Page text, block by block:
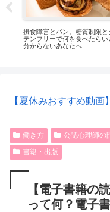
摂食障害とパン。糖質制限と
テンフリーで何を食べたらい
分からないあなたへ
【夏休みおすすめ動
働き方 公認心理師の
書籍・出版
【電子書籍の
って何？電子